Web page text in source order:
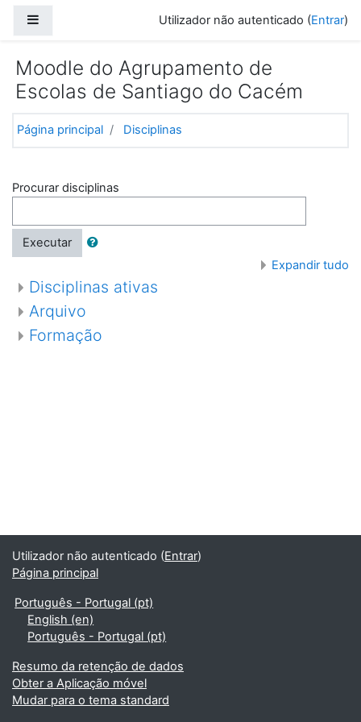
Utilizador não autenticado (Entrar)
Moodle do Agrupamento de
Escolas de Santiago do Cacém
Página principal Disciplinas
Procurar disciplinas
Executar
Expandir tudo
Disciplinas ativas
Arquivo
Formação
Utilizador não autenticado (Entrar)
Página principal
Português - Portugal ‎(pt)‎
English ‎(en)‎
Português - Portugal ‎(pt)‎
Resumo da retenção de dados
Obter a Aplicação móvel
Mudar para o tema standard